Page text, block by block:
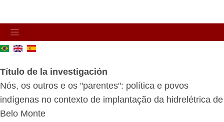
MAIN
NAVIGATION
Título de la investigación
Nós, os outros e os "parentes": política e povos
indígenas no contexto de implantação da hidrelétrica de
Belo Monte